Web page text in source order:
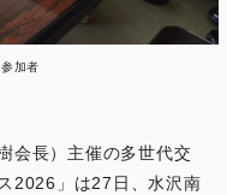
加者
会長）主催の多世代交
2026」は27日、水沢南